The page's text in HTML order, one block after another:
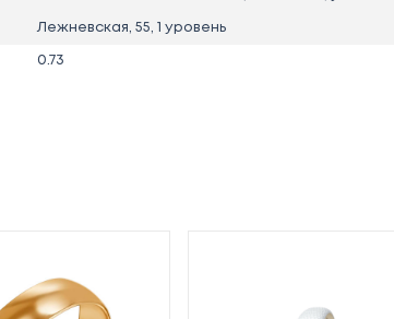
Лежневская, 55, 1 уровень
0.73